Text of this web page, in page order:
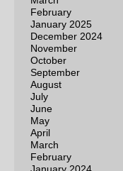
February
January 2025
December 2024
November
October
September
August
July
June
May
April
March
February